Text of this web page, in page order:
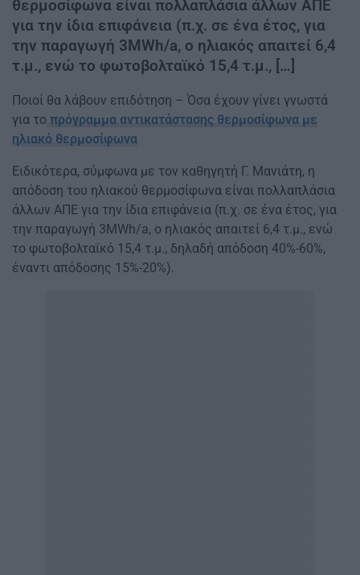
θερμοσίφωνα είναι πολλαπλάσια άλλων ΑΠΕ
για την ίδια επιφάνεια (π.χ. σε ένα έτος, για
την παραγωγή 3MWh/a, ο ηλιακός απαιτεί 6,4
τ.μ., ενώ το φωτοβολταϊκό 15,4 τ.μ., […]
Ποιοί θα λάβουν επιδότηση – Όσα έχουν γίνει γνωστά
για το πρόγραμμα αντικατάστασης θερμοσίφωνα με
ηλιακό θερμοσίφωνα
Ειδικότερα, σύμφωνα με τον καθηγητή Γ. Μανιάτη, η
απόδοση του ηλιακού θερμοσίφωνα είναι πολλαπλάσια
άλλων ΑΠΕ για την ίδια επιφάνεια (π.χ. σε ένα έτος, για
την παραγωγή 3MWh/a, ο ηλιακός απαιτεί 6,4 τ.μ., ενώ
το φωτοβολταϊκό 15,4 τ.μ., δηλαδή απόδοση 40%-60%,
έναντι απόδοσης 15%-20%).